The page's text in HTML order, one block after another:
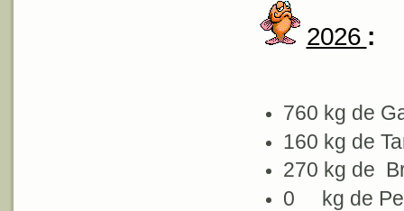
2026 :
760 kg de
160 kg de
270 kg de
0 kg de